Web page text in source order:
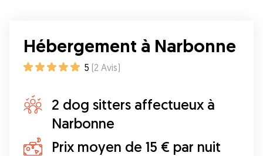
Hébergement à Narbonne
5 (2 Avis)
2 dog sitters affectueux à
Narbonne
Prix moyen de 15 € par nuit